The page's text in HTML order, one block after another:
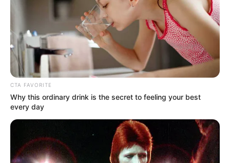
TULIS KOMENTAR
CTA FAVORITE
Why this ordinary drink is the secret to feeling your best
every day